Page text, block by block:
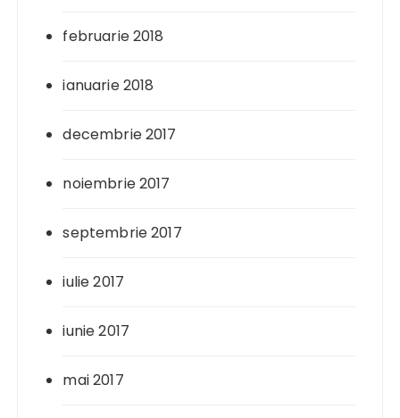
februarie 2018
ianuarie 2018
decembrie 2017
noiembrie 2017
septembrie 2017
iulie 2017
iunie 2017
mai 2017